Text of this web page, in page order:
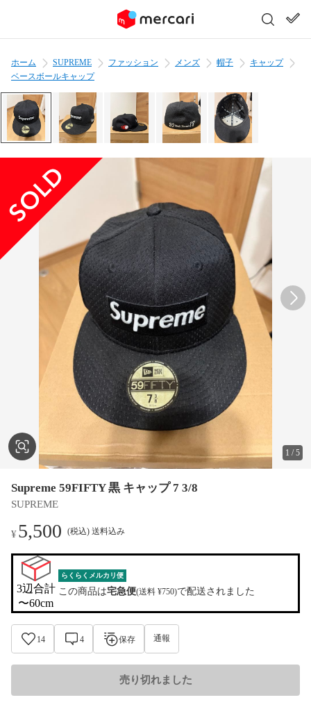
ホーム SUPREME ファッション メンズ 帽子
キャップ
ベースボールキャップ
1 /5
Supreme 59FIFTY 黒 キャップ 7 3/8
SUPREME
¥5,500 (税込) 送料込み
3辺合計
〜60cm
らくらくメルカリ便
この商品は宅急便(送料 ¥750)で配送されました
14 4 保存 通報
売り切れました